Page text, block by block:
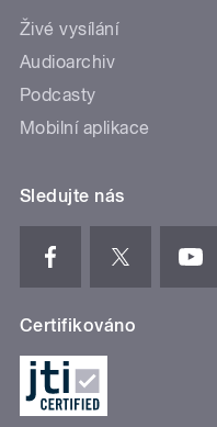
Živé vysílání
Audioarchiv
Podcasty
Mobilní aplikace
Sledujte nás
Certifikováno